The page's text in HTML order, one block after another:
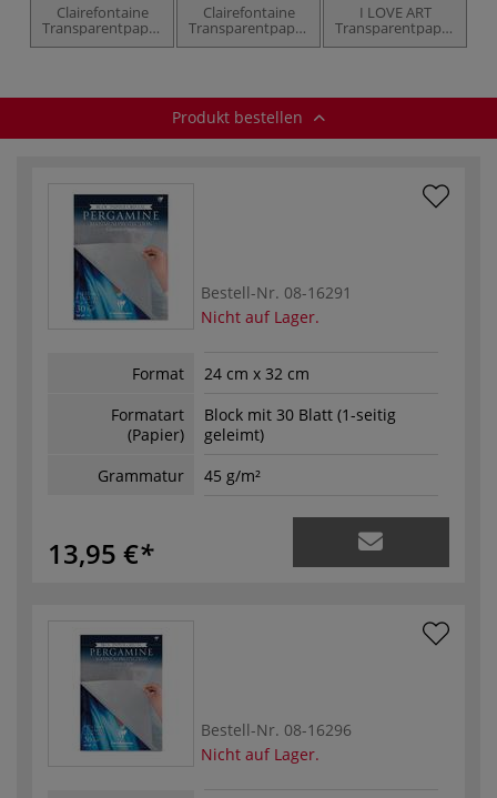
Clairefontaine
Transparentpapier
Calque
Clairefontaine
Transparentpapier
Calque Rolle
I LOVE ART
Transparentpapier-
Block
Produkt bestellen
Bestell-Nr. 08-16291
Nicht auf Lager.
Format
24 cm x 32 cm
Formatart
(Papier)
Block mit 30 Blatt (1-seitig
geleimt)
Grammatur
45 g/m²
13,95 €
Bestell-Nr. 08-16296
Nicht auf Lager.